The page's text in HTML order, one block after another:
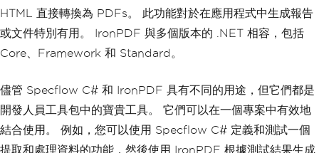
HTML 直接轉換為 PDFs。 此功能對於在應用程式中生成報告
或文件特別有用。 IronPDF 與多個版本的 .NET 相容，包括
Core、Framework 和 Standard。
儘管 Specflow C# 和 IronPDF 具有不同的用途，但它們都是
開發人員工具包中的寶貴工具。 它們可以在一個專案中有效地
結合使用。 例如，您可以使用 Specflow C# 定義和測試一個
提取和處理資料的功能，然後使用 IronPDF 根據測試結果生成